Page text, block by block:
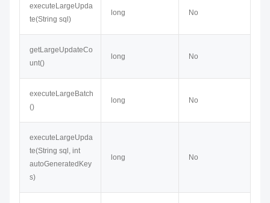
executeLargeUpda
te(String sql)
long No
getLargeUpdateCo
unt()
long No
executeLargeBatch
()
long No
executeLargeUpda
te(String sql, int
autoGeneratedKey
s)
long No